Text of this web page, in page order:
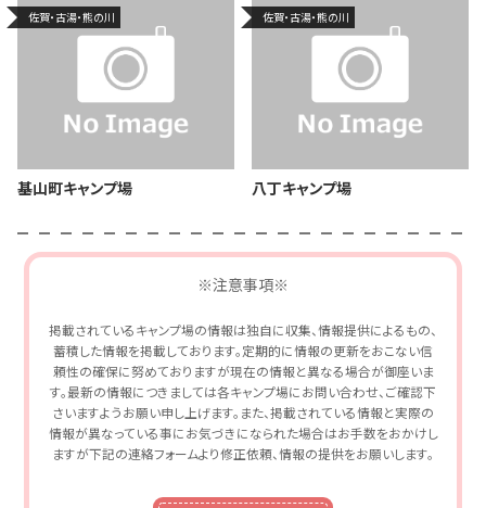
佐賀・古湯・熊の川
基山町キャンプ場
佐賀・古湯・熊の川
八丁キャンプ場
※注意事項※
掲載されているキャンプ場の情報は独自に収集、情報提供によるもの、
蓄積した情報を掲載しております。定期的に情報の更新をおこない信
頼性の確保に努めておりますが現在の情報と異なる場合が御座いま
す。最新の情報につきましては各キャンプ場にお問い合わせ、ご確認下
さいますようお願い申し上げます。また、掲載されている情報と実際の
情報が異なっている事にお気づきになられた場合はお手数をおかけし
ますが下記の連絡フォームより修正依頼、情報の提供をお願いします。